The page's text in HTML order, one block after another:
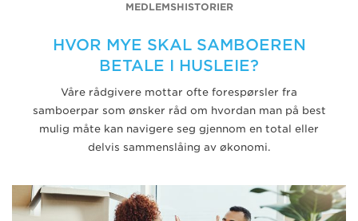
MEDLEMSHISTORIER
HVOR MYE SKAL SAMBOEREN
BETALE I HUSLEIE?
Våre rådgivere mottar ofte forespørsler fra
samboerpar som ønsker råd om hvordan man på best
mulig måte kan navigere seg gjennom en total eller
delvis sammenslåing av økonomi.